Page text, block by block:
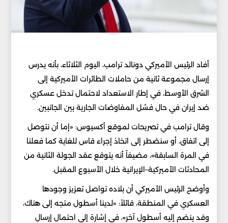
أفاد الرئيس الأميركي دونالد ترامب، اليوم الثلاثاء، بأنه يدرس
إرسال مجموعة ثانية من حاملات الطائرات الأميركية إلى
الشرق الأوسط، في إطار الاستعداد لاحتمال تدخل عسكري
ضد إيران في حال فشل المفاوضات الجارية بين الجانبين.
وقال ترامب في تصريحات لموقع أكسيوس: «إما أن نتوصل
إلى اتفاق، أو سنضطر إلى اتخاذ إجراء قاس للغاية كما فعلنا
في المرة السابقة»، مضيفاً أنه يتوقع عقد الجولة الثانية من
المحادثات الأميركية–الإيرانية خلال الأسبوع المقبل.
وأوضح الرئيس الأميركي أن بلاده تواصل تعزيز وجودها
العسكري في المنطقة، قائلاً: «لدينا أسطول متجه إلى هناك،
وقد ينضم إليه أسطول آخر»، في إشارة إلى احتمال إرسال